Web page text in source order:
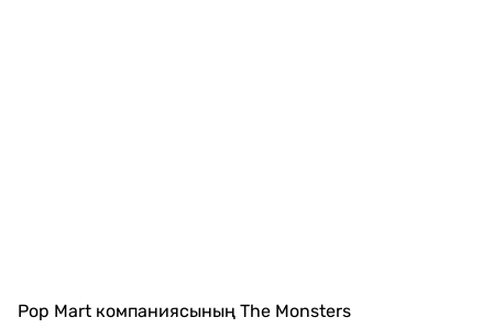
Pop Mart компаниясының The Monsters